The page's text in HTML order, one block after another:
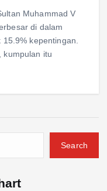
Muhammad V
di dalam
kepentingan.
kumpulan itu
Search